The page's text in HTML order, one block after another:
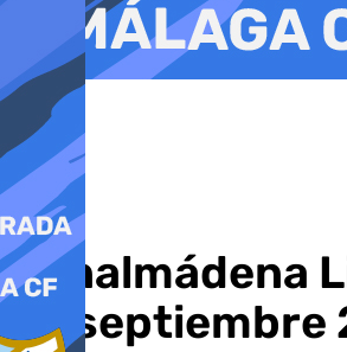
Benalmádena
de septiembre